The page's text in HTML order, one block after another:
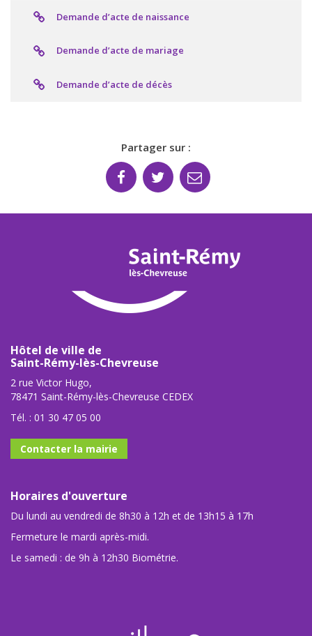
Demande d’acte de naissance
Demande d’acte de mariage
Demande d’acte de décès
Partager sur :
Hôtel de ville de
Saint-Rémy-lès-Chevreuse
2 rue Victor Hugo,
78471 Saint-Rémy-lès-Chevreuse CEDEX
Tél. : 01 30 47 05 00
Contacter la mairie
Horaires d'ouverture
Du lundi au vendredi de 8h30 à 12h et de 13h15 à 17h
Fermeture le mardi après-midi.
Le samedi : de 9h à 12h30 Biométrie.